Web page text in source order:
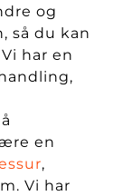
og
så du kan
har en
en
,
Vi har